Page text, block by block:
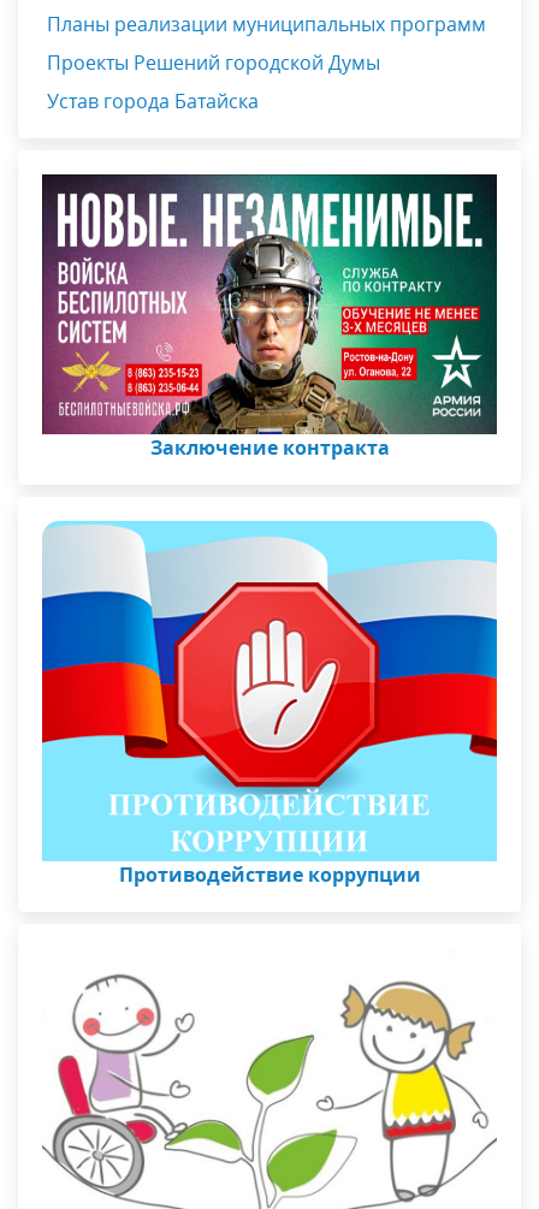
Планы реализации муниципальных программ
Проекты Решений городской Думы
Устав города Батайска
Заключение контракта
Противодействие коррупции